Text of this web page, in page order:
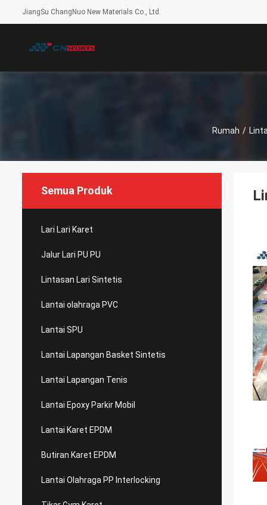
JiangSu ChangNuo New Materials Co., Ltd.
Rumah /
Semua Produk
Lari Lari Karet
Jalur Lari PU PU
Lintasan Lari Sintetis
Lantai olahraga PVC
Lantai SPU
Lantai Lapangan Basket Sintetis
Lantai Lapangan Tenis
Lantai Epoxy Parkir Mobil
Lantai Karet EPDM
Butiran Karet EPDM
Lantai Olahraga PP Interlocking